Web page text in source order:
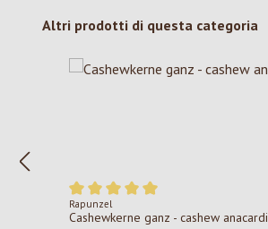
Salta la galleria dei prodotti
Altri prodotti di questa categoria
Valutazione media di 5 su 5 stelle
Rapunzel
Cashewkerne ganz - cashew anacardi